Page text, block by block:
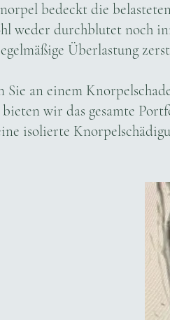
bedeckt die
weder durchblutet noch
Überlastung
Sie an einem
wir das gesamte
isolierte